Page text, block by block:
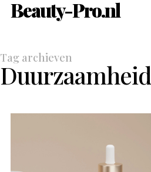
Beauty-Pro.nl
Tag archieven
Duurzaamheid